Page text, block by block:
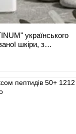
українського
шкіри, з